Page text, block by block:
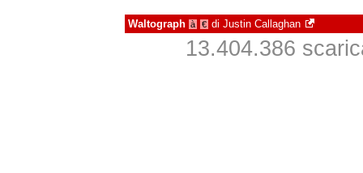
Waltograph à € di Justin Callaghan
13.404.386